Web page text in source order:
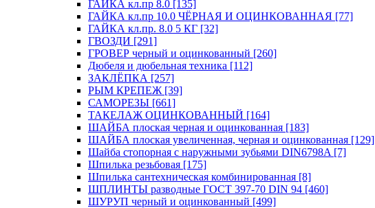
ГАЙКА кл.пр 8.0 [135]
ГАЙКА кл.пр 10.0 ЧЁРНАЯ И ОЦИНКОВАННАЯ [77]
ГАЙКА кл.пр. 8.0 5 КГ [32]
ГВОЗДИ [291]
ГРОВЕР черный и оцинкованный [260]
Дюбеля и дюбельная техника [112]
ЗАКЛЁПКА [257]
РЫМ КРЕПЕЖ [39]
САМОРЕЗЫ [661]
ТАКЕЛАЖ ОЦИНКОВАННЫЙ [164]
ШАЙБА плоская черная и оцинкованная [183]
ШАЙБА плоская увеличенная, черная и оцинкованная [129]
Шайба стопорная с наружными зубьями DIN6798A [7]
Шпилька резьбовая [175]
Шпилька сантехническая комбинированная [8]
ШПЛИНТЫ разводные ГОСТ 397-70 DIN 94 [460]
ШУРУП черный и оцинкованный [499]